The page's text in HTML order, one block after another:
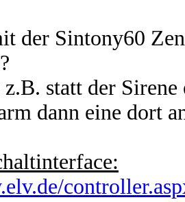
der Sintony60
statt der
dann eine dort